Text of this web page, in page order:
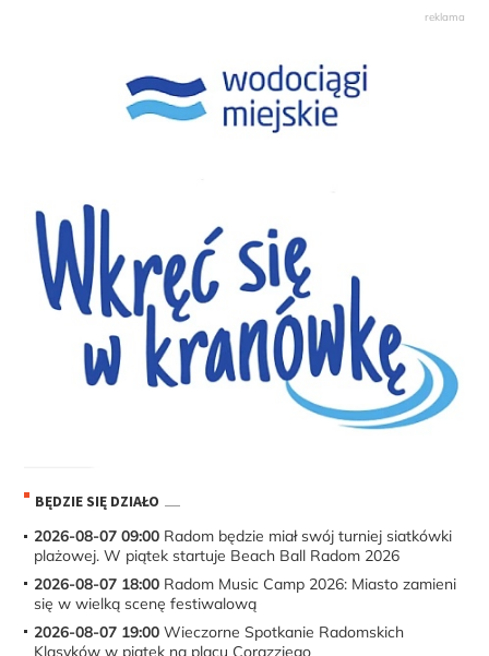
BĘDZIE SIĘ DZIAŁO
2026-08-07 09:00 Radom będzie miał swój turniej siatkówki
plażowej. W piątek startuje Beach Ball Radom 2026
2026-08-07 18:00 Radom Music Camp 2026: Miasto zamieni
się w wielką scenę festiwalową
2026-08-07 19:00 Wieczorne Spotkanie Radomskich
Klasyków w piątek na placu Corazziego